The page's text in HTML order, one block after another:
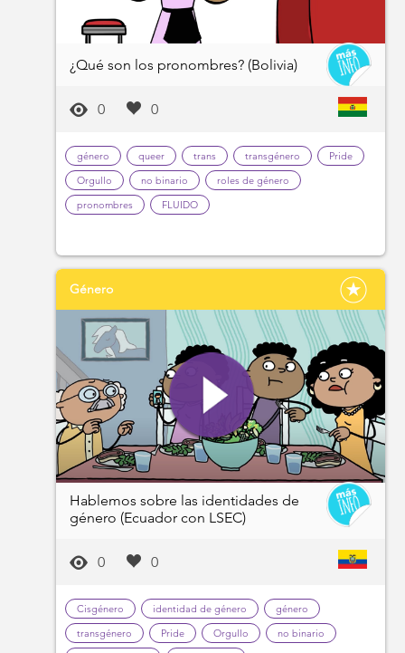
¿Qué son los pronombres? (Bolivia)
0 0
género queer trans transgénero
Pride
Orgullo
no binario
roles de género
pronombres
FLUIDO
Género
Hablemos sobre las identidades de
género (Ecuador con LSEC)
0 0
Cisgénero identidad de género
género
transgénero
Pride Orgullo
no binario